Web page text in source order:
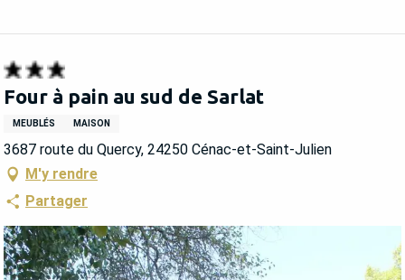
Four à pain au sud de Sarlat
MEUBLÉS MAISON
3687 route du Quercy, 24250 Cénac-et-Saint-Julien
M'y rendre
Partager